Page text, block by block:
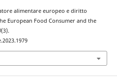
alimentare europeo e diritto
European Food Consumer and the
(3).